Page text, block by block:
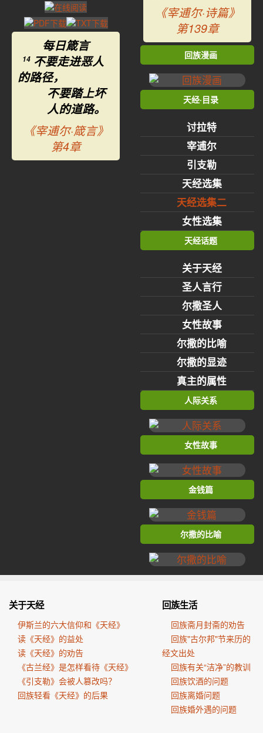
每日箴言
14 不要走进恶人
的路径，
不要踏上坏
人的道路。
《宰逋尔·箴言》
第4章
《宰逋尔·诗篇》
第139章
回族漫画
天经·目录
讨拉特
宰逋尔
引支勒
天经选集
天经选集二
女性选集
天经话题
关于天经
圣人言行
尔撒圣人
女性故事
尔撒的比喻
尔撒的显迹
真主的属性
人际关系
女性故事
金钱篇
尔撒的比喻
关于天经
伊斯兰的六大信仰和《天经》
读《天经》的益处
读《天经》的劝告
《古兰经》是怎样看待《天经》
《引支勒》会被人篡改吗？
回族轻看《天经》的后果
回族生活
回族斋月封斋的劝告
回族"古尔邦"节来历的
经文出处
回族有关“洁净”的教训
回族饮酒的问题
回族离婚问题
回族婚外遇的问题